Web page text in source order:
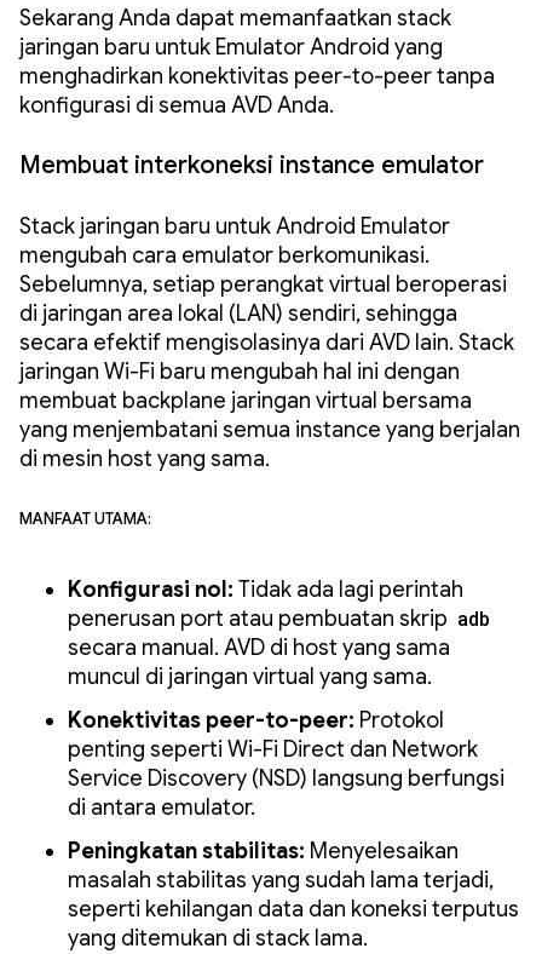
Sekarang Anda dapat memanfaatkan stack
jaringan baru untuk Emulator Android yang
menghadirkan konektivitas peer-to-peer tanpa
konfigurasi di semua AVD Anda.
Membuat interkoneksi instance emulator
Stack jaringan baru untuk Android Emulator
mengubah cara emulator berkomunikasi.
Sebelumnya, setiap perangkat virtual beroperasi
di jaringan area lokal (LAN) sendiri, sehingga
secara efektif mengisolasinya dari AVD lain. Stack
jaringan Wi-Fi baru mengubah hal ini dengan
membuat backplane jaringan virtual bersama
yang menjembatani semua instance yang berjalan
di mesin host yang sama.
Manfaat utama:
Konfigurasi nol: Tidak ada lagi perintah
penerusan port atau pembuatan skrip adb
secara manual. AVD di host yang sama
muncul di jaringan virtual yang sama.
Konektivitas peer-to-peer: Protokol
penting seperti Wi-Fi Direct dan Network
Service Discovery (NSD) langsung berfungsi
di antara emulator.
Peningkatan stabilitas: Menyelesaikan
masalah stabilitas yang sudah lama terjadi,
seperti kehilangan data dan koneksi terputus
yang ditemukan di stack lama.